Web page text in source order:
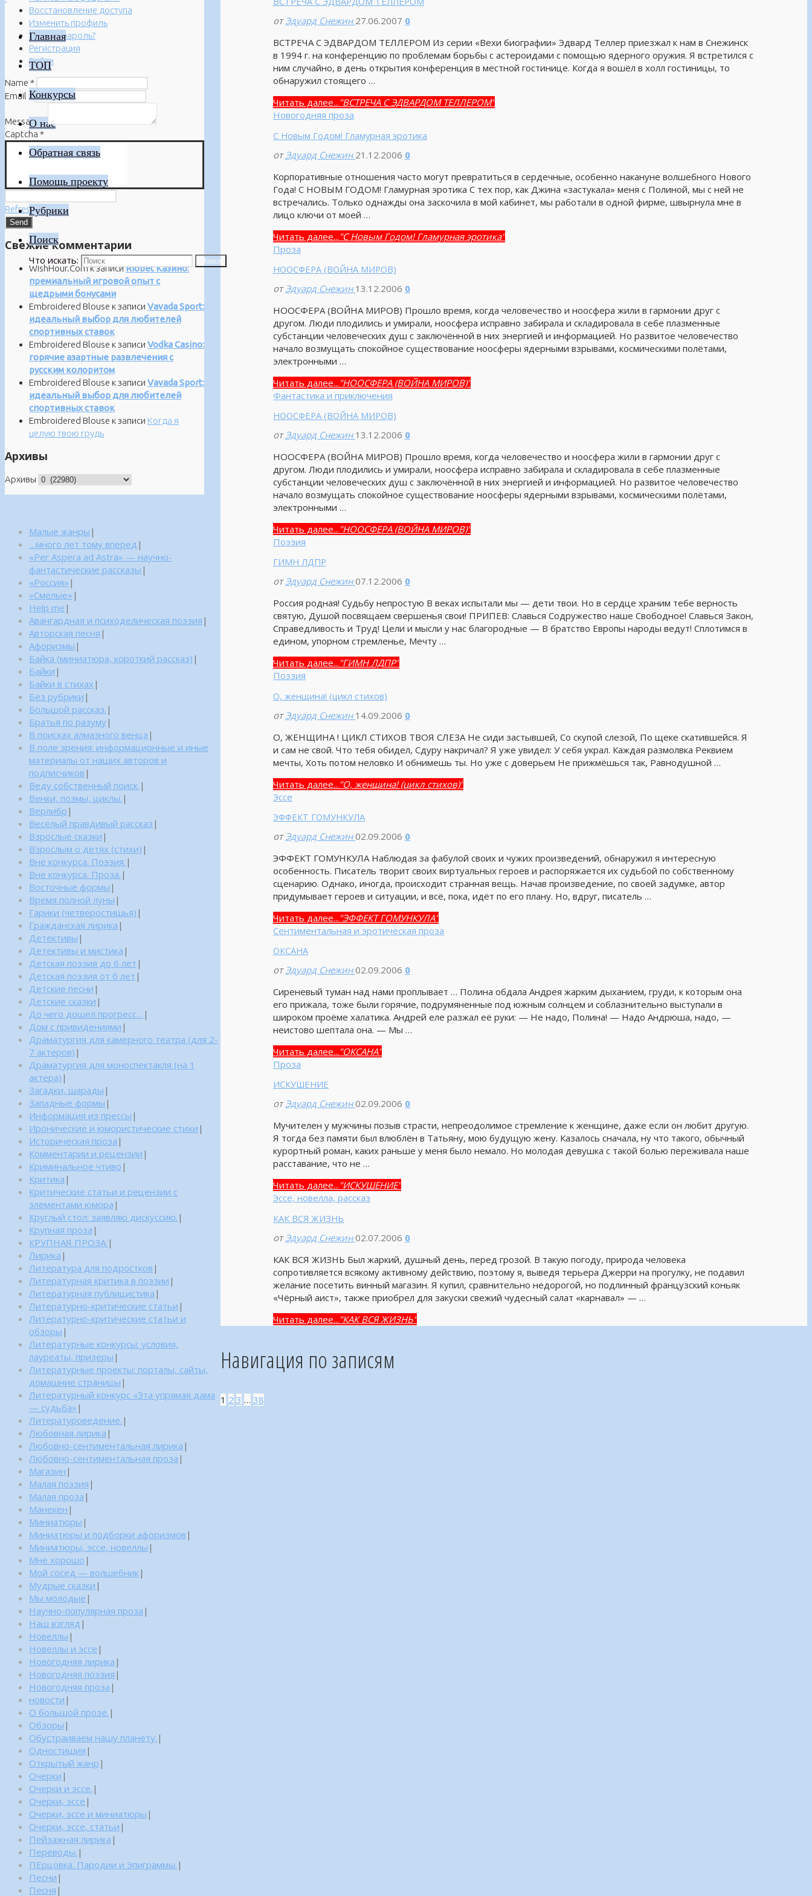
Главная
ТОП
Конкурсы
О нас
Обратная связь
Помощь проекту
Рубрики
Поиск
Что искать: Поиск
от Эдуард Снежин 27.06.2007 0
ВСТРЕЧА С ЭДВАРДОМ ТЕЛЛЕРОМ Из серии «Вехи биографии» Эдвард Теллер приезжал к нам в Снежинск
в 1994 г. на конференцию по проблемам борьбы с астероидами с помощью ядерного оружия. Я встретился с
ним случайно, в день открытия конференция в местной гостинице. Когда я вошёл в холл гостиницы, то
обнаружил стоящего …
Читать далее... "ВСТРЕЧА С ЭДВАРДОМ ТЕЛЛЕРОМ"
Новогодняя проза
С Новым Годом! Гламурная эротика
от Эдуард Снежин 21.12.2006 0
Корпоративные отношения часто могут превратиться в сердечные, особенно накануне волшебного Нового
Года! С НОВЫМ ГОДОМ! Гламурная эротика С тех пор, как Джина «застукала» меня с Полиной, мы с ней не
встречались. Только однажды она заскочила в мой кабинет, мы работали в одной фирме, швырнула мне в
лицо ключи от моей …
Читать далее... "С Новым Годом! Гламурная эротика"
Проза
НООСФЕРА (ВОЙНА МИРОВ)
от Эдуард Снежин 13.12.2006 0
НООСФЕРА (ВОЙНА МИРОВ) Прошло время, когда человечество и ноосфера жили в гармонии друг с
другом. Люди плодились и умирали, ноосфера исправно забирала и складировала в себе плазменные
субстанции человеческих душ с заключённой в них энергией и информацией. Но развитое человечество
начало возмущать спокойное существование ноосферы ядерными взрывами, космическими полётами,
электронными …
Читать далее... "НООСФЕРА (ВОЙНА МИРОВ)"
Фантастика и приключения
НООСФЕРА (ВОЙНА МИРОВ)
от Эдуард Снежин 13.12.2006 0
НООСФЕРА (ВОЙНА МИРОВ) Прошло время, когда человечество и ноосфера жили в гармонии друг с
другом. Люди плодились и умирали, ноосфера исправно забирала и складировала в себе плазменные
субстанции человеческих душ с заключённой в них энергией и информацией. Но развитое человечество
начало возмущать спокойное существование ноосферы ядерными взрывами, космическими полётами,
электронными …
Читать далее... "НООСФЕРА (ВОЙНА МИРОВ)"
Поэзия
ГИМН ЛДПР
от Эдуард Снежин 07.12.2006 0
Россия родная! Судьбу непростую В веках испытали мы — дети твои. Но в сердце храним тебе верность
святую, Душой посвящаем свершенья свои! ПРИПЕВ: Славься Содружество наше Свободное! Славься Закон,
Справедливость и Труд! Цели и мысли у нас благородные — В братство Европы народы ведут! Сплотимся в
едином, упорном стремленье, Мечту …
Читать далее... "ГИМН ЛДПР"
Поэзия
О, женщина! (цикл стихов)
от Эдуард Снежин 14.09.2006 0
О, ЖЕНЩИНА ! ЦИКЛ СТИХОВ ТВОЯ СЛЕЗА Не сиди застывшей, Со скупой слезой, По щеке скатившейся. Я
и сам не свой. Что тебя обидел, Сдуру накричал? Я уже увидел: У себя украл. Каждая размолвка Реквием
мечты, Хоть потом неловко И обнимешь ты. Но уже с доверьем Не прижмёшься так, Равнодушной …
Читать далее... "О, женщина! (цикл стихов)"
Эссе
ЭФФЕКТ ГОМУНКУЛА
от Эдуард Снежин 02.09.2006 0
ЭФФЕКТ ГОМУНКУЛА Наблюдая за фабулой своих и чужих произведений, обнаружил я интересную
особенность. Писатель творит своих виртуальных героев и распоряжается их судьбой по собственному
сценарию. Однако, иногда, происходит странная вещь. Начав произведение, по своей задумке, автор
придумывает героев и ситуации, и всё, пока, идёт по его плану. Но, вдруг, писатель …
Читать далее... "ЭФФЕКТ ГОМУНКУЛА"
Сентиментальная и эротическая проза
ОКСАНА
от Эдуард Снежин 02.09.2006 0
Сиреневый туман над нами проплывает … Полина обдала Андрея жарким дыханием, груди, к которым она
его прижала, тоже были горячие, подрумяненные под южным солнцем и соблазнительно выступали в
широком проёме халатика. Андрей еле разжал её руки: — Не надо, Полина! — Надо Андрюша, надо, —
неистово шептала она. — Мы …
Читать далее... "ОКСАНА"
Проза
ИСКУШЕНИЕ
от Эдуард Снежин 02.09.2006 0
Мучителен у мужчины позыв страсти, непреодолимое стремление к женщине, даже если он любит другую.
Я тогда без памяти был влюблён в Татьяну, мою будущую жену. Казалось сначала, ну что такого, обычный
курортный роман, каких раньше у меня было немало. Но молодая девушка с такой болью переживала наше
расставание, что не …
Читать далее... "ИСКУШЕНИЕ"
Эссе, новелла, рассказ
КАК ВСЯ ЖИЗНЬ
от Эдуард Снежин 02.07.2006 0
КАК ВСЯ ЖИЗНЬ Был жаркий, душный день, перед грозой. В такую погоду, природа человека
сопротивляется всякому активному действию, поэтому я, выведя терьера Джерри на прогулку, не подавил
желание посетить винный магазин. Я купил, сравнительно недорогой, но подлинный французский коньяк
«Чёрный аист», также приобрел для закуски свежий чудесный салат «карнавал» — …
Читать далее... "КАК ВСЯ ЖИЗНЬ"
Навигация по записям
1 2 3 … 38
Восстановление доступа
Изменить профиль
Забыли пароль?
Регистрация
Войти
Name *
Email *
Message*
Captcha *
Refresh
Свежие комментарии
WishHour.Comк записиRiobet Казино:
премиальный игровой опыт с
щедрыми бонусами
Embroidered Blouse к записи Vavada Sport:
идеальный выбор для любителей
спортивных ставок
Embroidered Blouse к записи Vodka Casino:
горячие азартные развлечения с
русским колоритом
Embroidered Blouse к записи Vavada Sport:
идеальный выбор для любителей
спортивных ставок
Embroidered Blouse к записи Когда я
целую твою грудь
Архивы
Архивы
Малые жанры |
…много лет тому вперед |
«Per Aspera ad Astra» — научно-
фантастические рассказы |
«Россия» |
«Смелые» |
Help me |
Авангардная и психоделическая поэзия |
Авторская песня |
Афоризмы |
Байка (миниатюра, короткий рассказ) |
Байки |
Байки в стихах |
Без рубрики |
Большой рассказ. |
Братья по разуму|
В поисках алмазного венца |
В поле зрения: информационные и иные
материалы от наших авторов и
подписчиков |
Веду собственный поиск. |
Венки, поэмы, циклы. |
Верлибр |
Веселый правдивый рассказ |
Взрослые сказки |
Взрослым о детях (стихи) |
Вне конкурса. Поэзия. |
Вне конкурса. Проза. |
Восточные формы |
Время полной луны |
Гарики (четверостишья) |
Гражданская лирика |
Детективы |
Детективы и мистика |
Детская поэзия до 6 лет |
Детская поэзия от 6 лет |
Детские песни |
Детские сказки |
До чего дошел прогресс… |
Дом с привидениями |
Драматургия для камерного театра (для 2-
7 актеров) |
Драматургия для моноспектакля (на 1
актера) |
Загадки, шарады |
Западные формы |
Информация из прессы |
Иронические и юмористические стихи |
Историческая проза |
Комментарии и рецензии |
Криминальное чтиво |
Критика |
Критические статьи и рецензии с
элементами юмора |
Круглый стол: заявляю дискуссию. |
Крупная проза |
КРУПНАЯ ПРОЗА: |
Лирика |
Литература для подростков |
Литературная критика в поэзии |
Литературная публицистика |
Литературно-критические статьи |
Литературно-критические статьи и
обзоры |
Литературные конкурсы: условия,
лауреаты, призеры |
Литературные проекты: порталы, сайты,
домашние страницы |
Литературный конкурс «Эта упрямая дама
— судьба» |
Литературоведение. |
Любовная лирика |
Любовно-сентиментальная лирика |
Любовно-сентиментальная проза |
Магазин |
Малая поэзия |
Малая проза |
Манекен |
Миниатюры |
Миниатюры и подборки афоризмов |
Миниатюры, эссе, новеллы |
Мне хорошо |
Мой сосед — волшебник|
Мудрые сказки |
Мы молодые |
Научно-популярная проза |
Наш взгляд |
Новеллы |
Новеллы и эссе |
Новогодняя лирика |
Новогодняя поэзия |
Новогодняя проза |
новости |
О большой прозе. |
Обзоры |
Обустраиваем нашу планету. |
Одностишия |
Открытый жанр |
Очерки |
Очерки и эссе. |
Очерки, эссе |
Очерки, эссе и миниатюры |
Очерки, эссе, статьи |
Пейзажная лирика |
Переводы. |
ПЕрцовка. Пародии и Эпиграммы. |
Песни |
Песня |